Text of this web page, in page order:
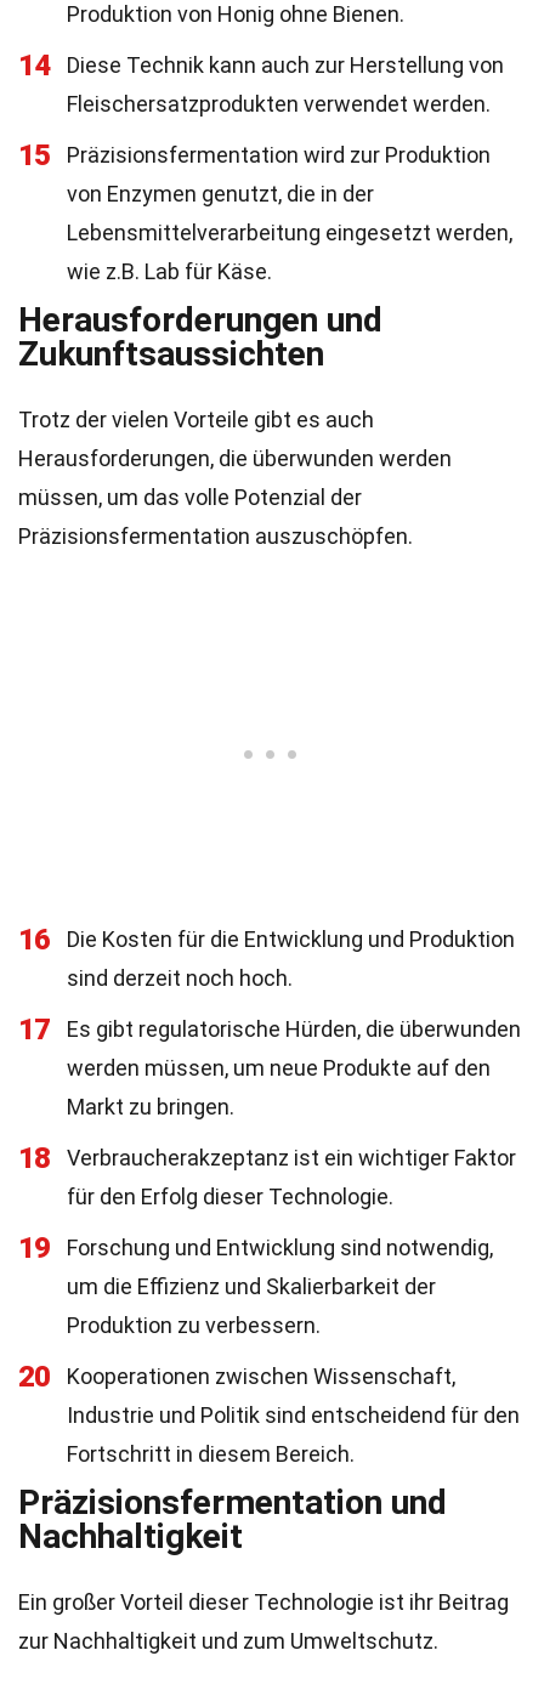
Produktion von Honig ohne Bienen.
14
Diese Technik kann auch zur Herstellung von
Fleischersatzprodukten verwendet werden.
15
Präzisionsfermentation wird zur Produktion
von Enzymen genutzt, die in der
Lebensmittelverarbeitung eingesetzt werden,
wie z.B. Lab für Käse.
Herausforderungen und
Zukunftsaussichten
Trotz der vielen Vorteile gibt es auch
Herausforderungen, die überwunden werden
müssen, um das volle Potenzial der
Präzisionsfermentation auszuschöpfen.
16
Die Kosten für die Entwicklung und Produktion
sind derzeit noch hoch.
17
Es gibt regulatorische Hürden, die überwunden
werden müssen, um neue Produkte auf den
Markt zu bringen.
18
Verbraucherakzeptanz ist ein wichtiger Faktor
für den Erfolg dieser Technologie.
19
Forschung und Entwicklung sind notwendig,
um die Effizienz und Skalierbarkeit der
Produktion zu verbessern.
20
Kooperationen zwischen Wissenschaft,
Industrie und Politik sind entscheidend für den
Fortschritt in diesem Bereich.
Präzisionsfermentation und
Nachhaltigkeit
Ein großer Vorteil dieser Technologie ist ihr Beitrag
zur Nachhaltigkeit und zum Umweltschutz.